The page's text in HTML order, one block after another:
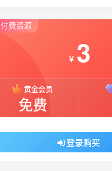
付费资源
￥ 3
黄金会员
免费
登录购买